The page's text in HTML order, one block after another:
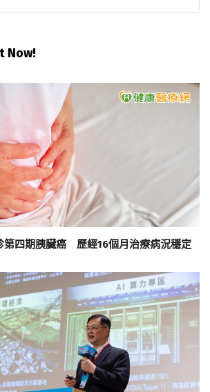
Now!
第四期胰臟癌 歷經16個月治療病況穩定